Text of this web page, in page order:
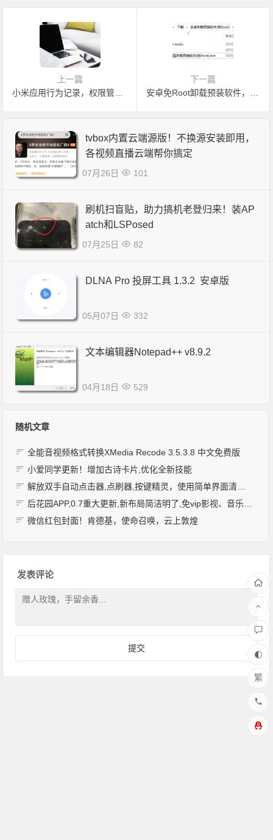
上一篇
下一篇
tvbox内置云端源版！不换源安装即用，
各视频直播云端帮你搞定
07月26日 101
刷机扫盲贴，助力搞机老登归来！装AP
atch和LSPosed
07月25日 82
DLNA Pro 投屏工具 1.3.2 安卓版
05月07日 332
文本编辑器Notepad++ v8.9.2
04月18日 529
随机文章
全能音视频格式转换XMedia Recode 3.5.3.8 中文免费版
小爱同学更新！增加古诗卡片,优化全新技能
解放双手自动点击器,点刷器,按键精灵，使用简单界面清爽。无需付费和root权限
后花园APP,0.7重大更新,新布局简洁明了,免vip影视、音乐,等小体积大作用
微信红包封面！肯德基，使命召唤，云上敦煌
发表评论
繁